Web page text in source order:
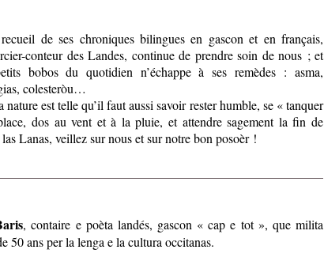
de ses chroniques bilingues en gascon et en français,
conteur des Landes, continue de prendre soin de nous ; et
bobos du quotidien n’échappe à ses remèdes : asma,
colesteròu…
est telle qu’il faut aussi savoir rester humble, se « tanquer
dos au vent et à la pluie, et attendre sagement la fin de
las Lanas, veillez sur nous et sur notre bon posoèr !
, contaire e poèta landés, gascon « cap e tot », que milita
50 ans per la lenga e la cultura occitanas.